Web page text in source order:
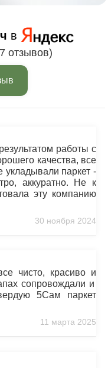
в
отзывов)
работы с
качества, все
укладывали паркет -
аккуратно. Не к
эту компанию
30 ноября 2024
чисто, красиво и
сопровождали и
5Сам паркет
11 марта 2025